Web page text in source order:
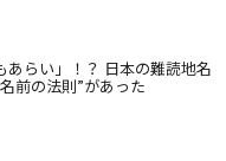
あらい」！？ 日本の難読地名
前の法則”があった